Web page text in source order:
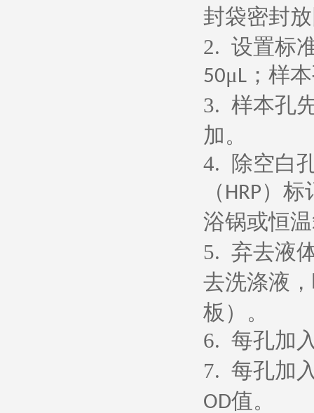
封袋密封
2. 设置标
50μL ；样
3. 样本孔
加。
4. 除空白
（ HRP）标
浴锅或恒
5. 弃去液
去洗涤液
板）。
6. 每孔加
7. 每孔加
OD值。